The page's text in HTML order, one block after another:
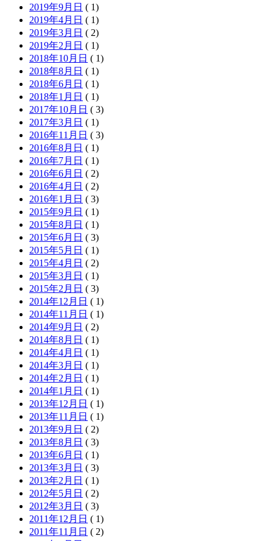
2019年9月日 ( 1)
2019年4月日 ( 1)
2019年3月日 ( 2)
2019年2月日 ( 1)
2018年10月日 ( 1)
2018年8月日 ( 1)
2018年6月日 ( 1)
2018年1月日 ( 1)
2017年10月日 ( 3)
2017年3月日 ( 1)
2016年11月日 ( 3)
2016年8月日 ( 1)
2016年7月日 ( 1)
2016年6月日 ( 2)
2016年4月日 ( 2)
2016年1月日 ( 3)
2015年9月日 ( 1)
2015年8月日 ( 1)
2015年6月日 ( 3)
2015年5月日 ( 1)
2015年4月日 ( 2)
2015年3月日 ( 1)
2015年2月日 ( 3)
2014年12月日 ( 1)
2014年11月日 ( 1)
2014年9月日 ( 2)
2014年8月日 ( 1)
2014年4月日 ( 1)
2014年3月日 ( 1)
2014年2月日 ( 1)
2014年1月日 ( 1)
2013年12月日 ( 1)
2013年11月日 ( 1)
2013年9月日 ( 2)
2013年8月日 ( 3)
2013年6月日 ( 1)
2013年3月日 ( 3)
2013年2月日 ( 1)
2012年5月日 ( 2)
2012年3月日 ( 3)
2011年12月日 ( 1)
2011年11月日 ( 2)